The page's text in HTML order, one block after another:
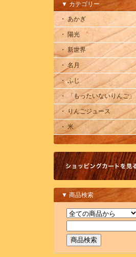
▼ カテゴリー
・ あかぎ
・ 陽光
・ 新世界
・ 名月
・ ふじ
・ 「もったいないりんご」
・ りんごジュース
・ 米
▼ 商品検索